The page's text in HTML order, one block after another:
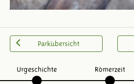
Parkübersicht
Urgeschichte Römerzeit